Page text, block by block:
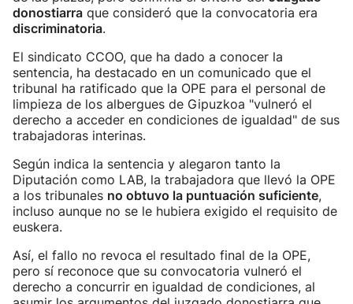
donostiarra que consideró que la convocatoria era
discriminatoria.
El sindicato CCOO, que ha dado a conocer la
sentencia, ha destacado en un comunicado que el
tribunal ha ratificado que la OPE para el personal de
limpieza de los albergues de Gipuzkoa "vulneró el
derecho a acceder en condiciones de igualdad" de sus
trabajadoras interinas.
Según indica la sentencia y alegaron tanto la
Diputación como LAB, la trabajadora que llevó la OPE
a los tribunales no obtuvo la puntuación suficiente,
incluso aunque no se le hubiera exigido el requisito de
euskera.
Así, el fallo no revoca el resultado final de la OPE,
pero sí reconoce que su convocatoria vulneró el
derecho a concurrir en igualdad de condiciones, al